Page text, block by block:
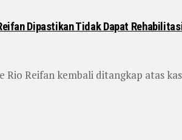
Dipastikan Tidak Dapat
Rio Reifan kembali ditangkap atas